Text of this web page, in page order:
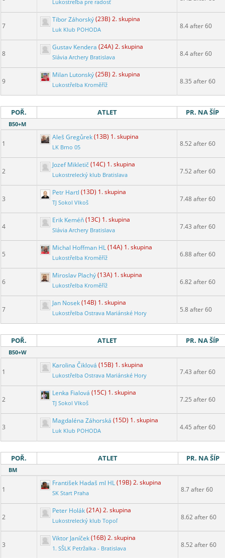
Lukostreľba pre radosť
7
Tibor Záhorský(23B) 2. skupina
Luk Klub POHODA 8.4 after 60
8
Gustav Kendera (24A) 2. skupina
Slávia Archery Bratislava 8.4 after 60
9
Milan Lutonský(25B) 2. skupina
Lukostřelba Kroměříž 8.35 after 60
POŘ. ATLET PR. NA ŠÍP
B50+M
1
Aleš Gregůrek(13B) 1. skupina
LK Brno 05 8.52 after 60
2
Jozef Mikletič(14C) 1. skupina
Lukostrelecký klub Bratislava 7.52 after 60
3
Petr Hartl (13D) 1. skupina
TJ Sokol Vlkoš 7.48 after 60
4
Erik Keméň(13C) 1. skupina
Slávia Archery Bratislava 7.43 after 60
5
Michal Hoffman HL(14A) 1. skupina
Lukostřelba Kroměříž 6.88 after 60
6
Miroslav Plachý(13A) 1. skupina
Lukostřelba Kroměříž 6.82 after 60
7
Jan Nosek(14B) 1. skupina
Lukostřelba Ostrava Mariánské Hory 5.8 after 60
POŘ. ATLET PR. NA ŠÍP
B50+W
1
Karolina Čiklová (15B) 1. skupina
Lukostřelba Ostrava Mariánské Hory 7.43 after 60
2
Lenka Fialová (15C) 1. skupina
TJ Sokol Vlkoš 7.25 after 60
3
Magdaléna Záhorská (15D) 1. skupina
Luk Klub POHODA 4.45 after 60
POŘ. ATLET PR. NA ŠÍP
BM
1
František Hadaš ml HL(19B) 2. skupina
SK Start Praha 8.7 after 60
2
Peter Holák(21A) 2. skupina
Lukostrelecký klub Topoľ 8.62 after 60
3
Viktor Janíček(16B) 2. skupina
1. SŠLK Petržalka - Bratislava 8.52 after 60